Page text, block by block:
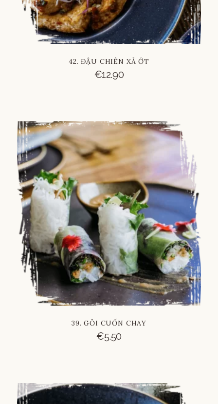
42. ĐẬU CHIÊN XẢ ỚT
€12.90
39. GỎI CUỐN CHAY
€5.50